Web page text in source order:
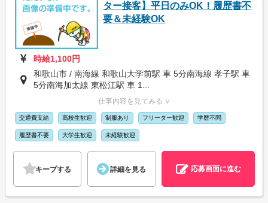
ター接客】平日のみOK！履歴書不
要＆未経験OK
時給1,100円
和歌山市 / 南海線 和歌山大学前駅 車 5分南海線 孝子駅 車
5分南海加太線 東松江駅 車 1...
仕事内容を見てみる ∨
交通費支給 高校生歓迎 制服あり フリーター歓迎 学歴不問
履歴書不要 大学生歓迎 未経験歓迎
キープする 詳細を見る 応募画面に進む